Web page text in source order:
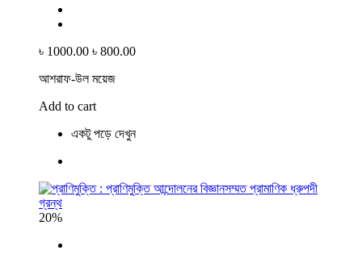
৳ 1000.00 ৳ 800.00
আশরাফ-উল ময়েজ
Add to cart
একটু পড়ে দেখুন
20%